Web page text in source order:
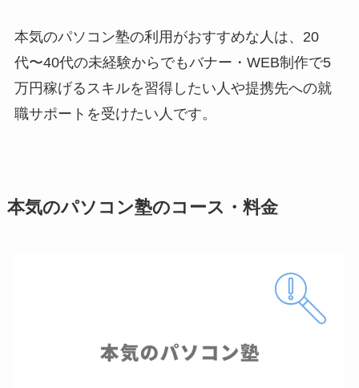
本気のパソコン塾の利用がおすすめな人は、20
代〜40代の未経験からでもバナー・WEB制作で5
万円稼げるスキルを習得したい人や提携先への就
職サポートを受けたい人です。
本気のパソコン塾のコース・料金